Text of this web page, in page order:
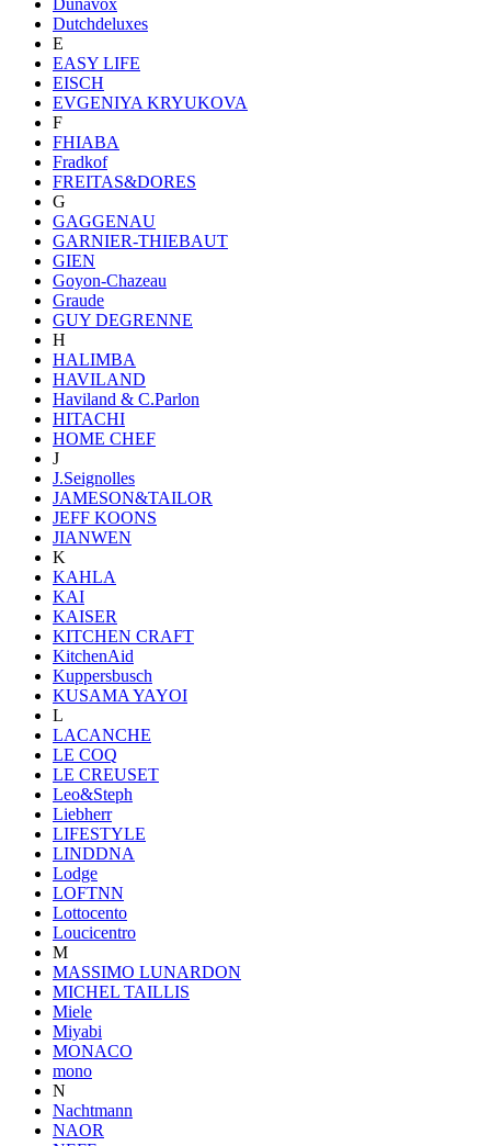
Dutchdeluxes
E
EASY LIFE
EISCH
EVGENIYA KRYUKOVA
F
FHIABA
Fradkof
FREITAS&DORES
G
GAGGENAU
GARNIER-THIEBAUT
GIEN
Goyon-Chazeau
Graude
GUY DEGRENNE
H
HALIMBA
HAVILAND
Haviland & C.Parlon
HITACHI
HOME CHEF
J
J.Seignolles
JAMESON&TAILOR
JEFF KOONS
JIANWEN
K
KAHLA
KAI
KAISER
KITCHEN CRAFT
KitchenAid
Kuppersbusch
KUSAMA YAYOI
L
LACANCHE
LE COQ
LE CREUSET
Leo&Steph
Liebherr
LIFESTYLE
LINDDNA
Lodge
LOFTNN
Lottocento
Loucicentro
M
MASSIMO LUNARDON
MICHEL TAILLIS
Miele
Miyabi
MONACO
mono
N
Nachtmann
NAOR